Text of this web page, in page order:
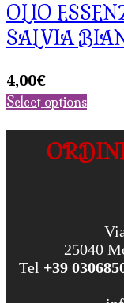
OLIO
SALVIA
4,00€
Select options
25040
Tel +39